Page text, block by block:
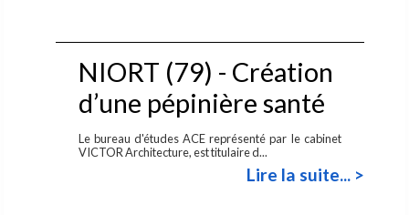
NIORT (79) - Création
d’une pépinière santé
Le bureau d'études ACE représenté par le cabinet
VICTOR Architecture, est titulaire d...
Lire la suite... >